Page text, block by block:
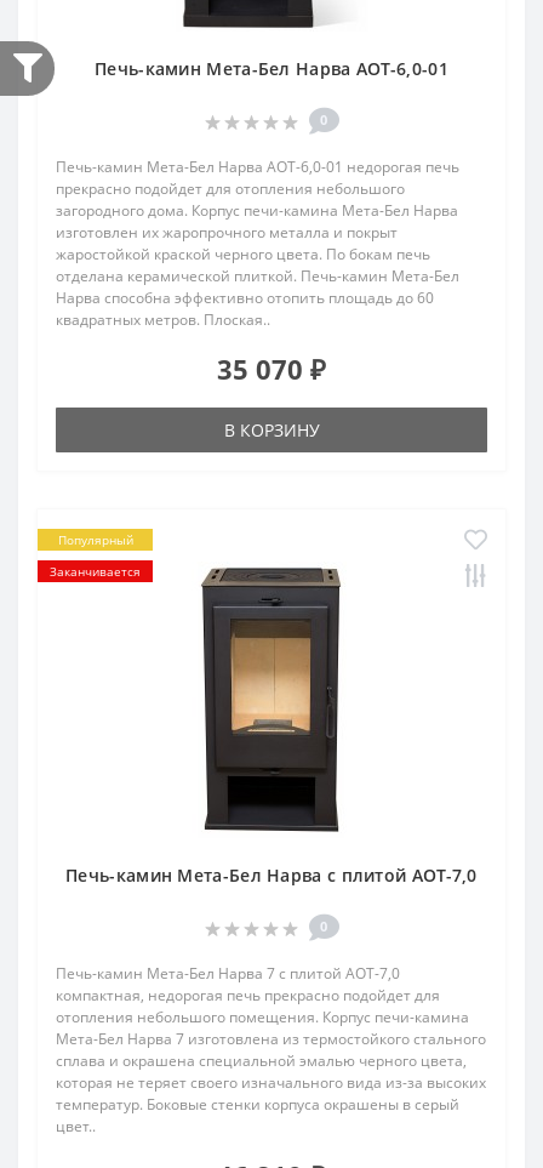
Печь-камин Мета-Бел Нарва АОТ-6,0-01
0
Печь-камин Мета-Бел Нарва АОТ-6,0-01 недорогая печь
прекрасно подойдет для отопления небольшого
загородного дома. Корпус печи-камина Мета-Бел Нарва
изготовлен их жаропрочного металла и покрыт
жаростойкой краской черного цвета. По бокам печь
отделана керамической плиткой. Печь-камин Мета-Бел
Нарва способна эффективно отопить площадь до 60
квадратных метров. Плоская..
35 070 ₽
В КОРЗИНУ
Популярный
Заканчивается
Печь-камин Мета-Бел Нарва с плитой АОТ-7,0
0
Печь-камин Мета-Бел Нарва 7 с плитой АОТ-7,0
компактная, недорогая печь прекрасно подойдет для
отопления небольшого помещения. Корпус печи-камина
Мета-Бел Нарва 7 изготовлена из термостойкого стального
сплава и окрашена специальной эмалью черного цвета,
которая не теряет своего изначального вида из-за высоких
температур. Боковые стенки корпуса окрашены в серый
цвет..